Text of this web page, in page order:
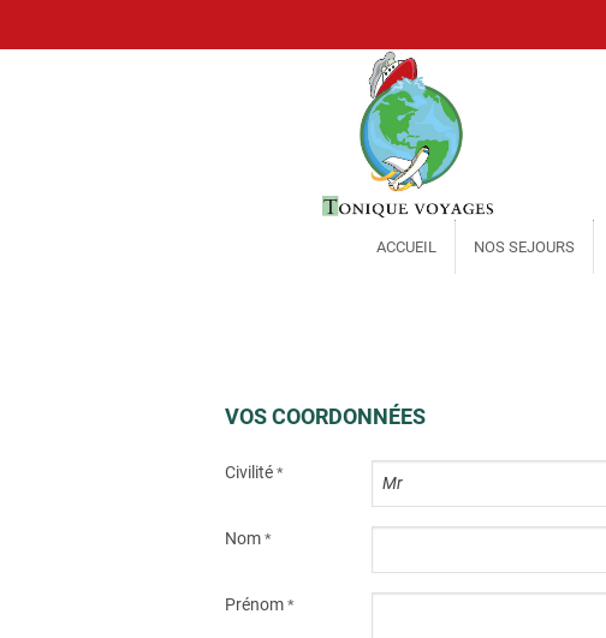
ACCUEIL NOS SEJOURS
VOS COORDONNÉES
Civilité *
Nom *
Prénom *